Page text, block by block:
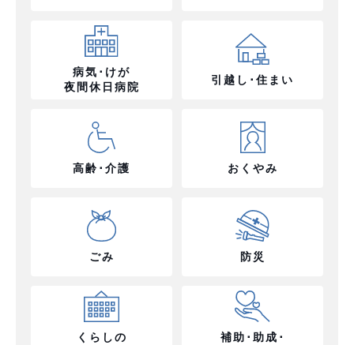
病気･けが
夜間休日病院
引越し･住まい
高齢･介護 おくやみ
ごみ 防災
くらしの
補助･助成･